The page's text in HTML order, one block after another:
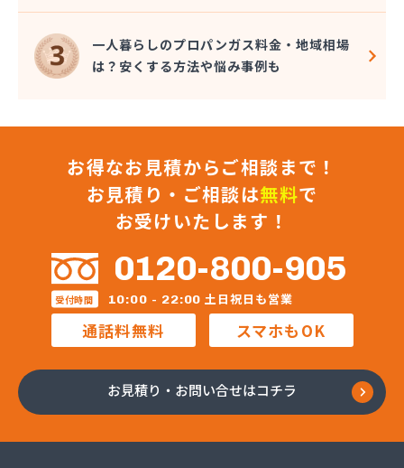
株式会社シェル石油豊橋LPG充填工場
株式会社しんせきプロパン部
株式会社スギサン化学
株式会社スマイルガステクノロジー
株式会社バンノ
株式会社フジプロ
株式会社フジプロ刈谷営業所
株式会社ホームガス東海
株式会社ホームガス東海 楽田ショップ
株式会社マルエイ名古屋支店
株式会社マルコー
株式会社マルハチ
株式会社マルマン
株式会社ヤマアキ
株式会社よしや商店
株式会社リピックス
一人暮らしのプロパンガス料金・地域相場
は？安くする方法や悩み事例も
お得なお見積からご相談まで！
お見積り・ご相談は無料で
お受けいたします！
0120-800-905
受付時間 10:00 - 22:00 土日祝日も営業
通話料無料 スマホもOK
お見積り・お問い合せはコチラ